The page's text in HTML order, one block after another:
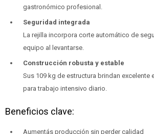
gastronómico profesional.
Seguridad integrada
La rejilla incorpora corte automático de
equipo al levantarse.
Construcción robusta y estable
Sus 109 kg de estructura brindan excelente
para trabajo intensivo diario.
Beneficios clave:
Aumentás producción sin perder calidad